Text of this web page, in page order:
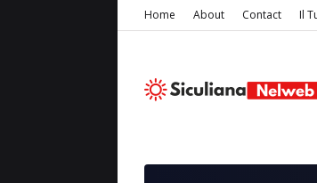
Home About Contact Il